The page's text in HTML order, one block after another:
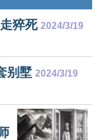
猝死 2024/3/19
别墅 2024/3/19